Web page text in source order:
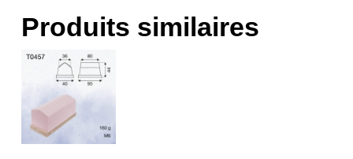
Produits similaires